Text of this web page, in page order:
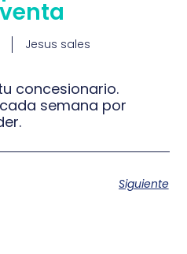
Jesus sales
concesionario.
semana por
Siguiente